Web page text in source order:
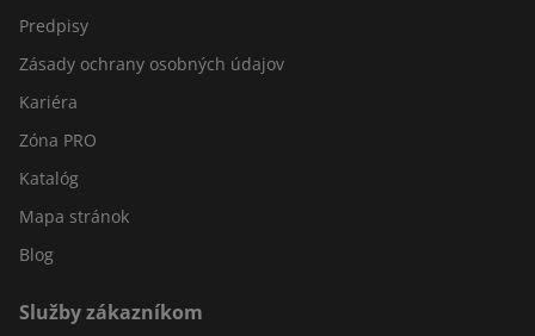
Predpisy
Zásady ochrany osobných údajov
Kariéra
Zóna PRO
Katalóg
Mapa stránok
Blog
Služby zákazníkom